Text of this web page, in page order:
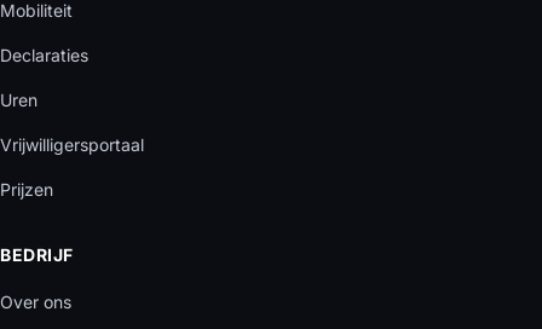
Mobiliteit
Declaraties
Uren
Vrijwilligersportaal
Prijzen
BEDRIJF
Over ons